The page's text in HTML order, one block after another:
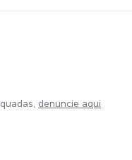
denuncie aqui